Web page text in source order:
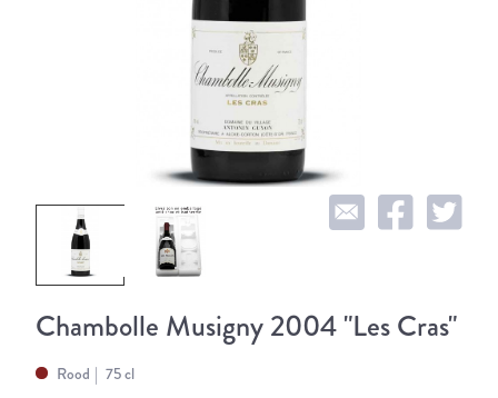
Chambolle Musigny 2004 "Les Cras"
Rood 75 cl